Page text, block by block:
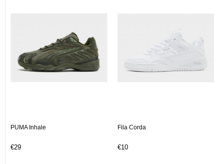
PUMA Inhale
€29
Fila Corda
€10